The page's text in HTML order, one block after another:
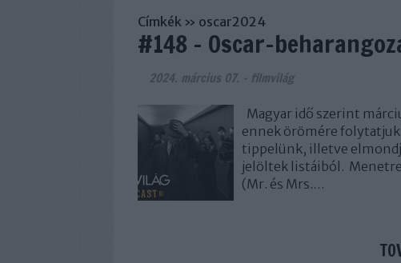
Címkék » oscar2024
#148 - Oscar-
2024. március 07. - filmvilág
Magyar idő szerint
ennek örömére folytatjuk
tippelünk, illetve
jelöltek listáiból.
(Mr. és Mrs.…